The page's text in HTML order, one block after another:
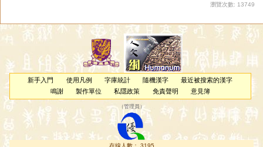
瀏覽次數: 13749
新手入門 使用凡例 字庫統計 隨機漢字
最近被搜索的漢字
鳴謝
製作單位 私隱政策 免責聲明 意見簿
（管理員 ）